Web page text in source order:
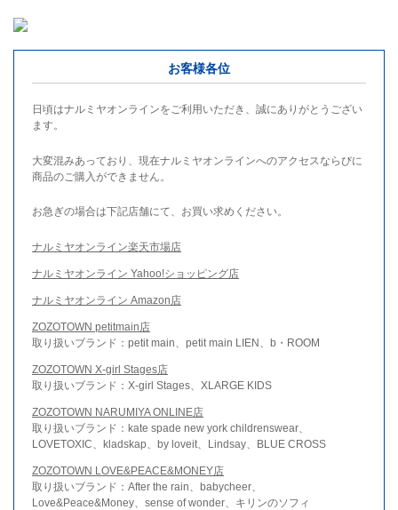
お客様各位
日頃はナルミヤオンラインをご利用いただき、誠にありがとうござい
ます。
大変混みあっており、現在ナルミヤオンラインへのアクセスならびに
商品のご購入ができません。
お急ぎの場合は下記店舗にて、お買い求めください。
ナルミヤオンライン楽天市場店
ナルミヤオンライン Yahoo!ショッピング店
ナルミヤオンライン Amazon店
ZOZOTOWN petitmain店
取り扱いブランド：petit main、petit main LIEN、b・ROOM
ZOZOTOWN X-girl Stages店
取り扱いブランド：X-girl Stages、XLARGE KIDS
ZOZOTOWN NARUMIYA ONLINE店
取り扱いブランド：kate spade new york childrenswear、
LOVETOXIC、kladskap、by loveit、Lindsay、BLUE CROSS
ZOZOTOWN LOVE&PEACE&MONEY店
取り扱いブランド：After the rain、babycheer、
Love&Peace&Money、sense of wonder、キリンのソフィ